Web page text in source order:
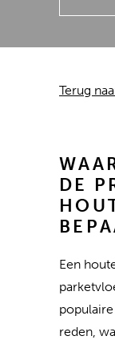
Terug
DE
Een
reden,